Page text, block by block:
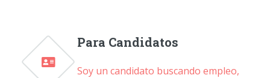
Para Candidatos
Soy un candidato buscando empleo,